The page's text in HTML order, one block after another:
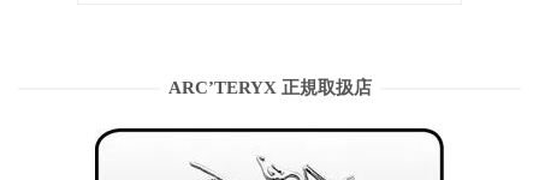
ARC’TERYX 正規取扱店